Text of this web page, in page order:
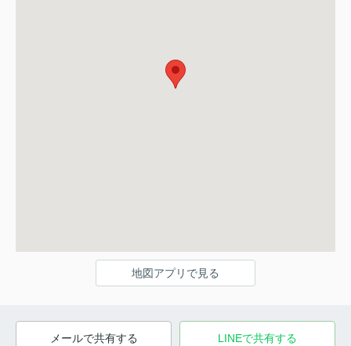
地図アプリで見る
メールで共有する LINEで共有する